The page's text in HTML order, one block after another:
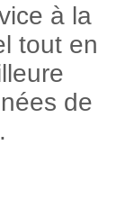
à la
tout en
de